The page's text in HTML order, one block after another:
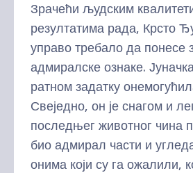
Зрачећи људским
резултатима рада, Крсто
управо требало да понесе
адмиралске ознаке.
ратном задатку
Свеједно, он је снагом и
последњег животног чина
био адмирал части и
онима који су га ожалили,